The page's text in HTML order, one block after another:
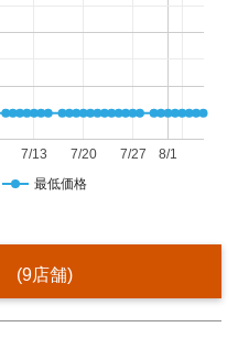
最低価格
8/1
7/13 7/20 7/27
(9店舗)